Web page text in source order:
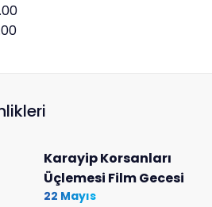
Karayip Korsanları
Üçlemesi Film Gecesi
22 Mayıs